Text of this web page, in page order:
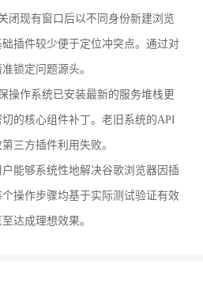
闭现有窗口后以不同身份新建浏览
插件较少便于定位冲突点。通过对
锁定问题源头。
操作系统已安装最新的服务堆栈更
的核心组件补丁。老旧系统的API
三方插件利用失败。
能够系统性地解决谷歌浏览器因插
操作步骤均基于实际测试验证有效
达成理想效果。